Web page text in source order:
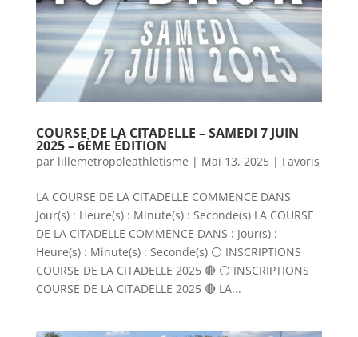
COURSE DE LA CITADELLE – SAMEDI 7 JUIN
2025 – 6ÈME ÉDITION
par lillemetropoleathletisme | Mai 13, 2025| Favoris
LA COURSE DE LA CITADELLE COMMENCE DANS
Jour(s) : Heure(s) : Minute(s) : Seconde(s) LA COURSE
DE LA CITADELLE COMMENCE DANS : Jour(s) :
Heure(s) : Minute(s) : Seconde(s) ⚪️ INSCRIPTIONS
COURSE DE LA CITADELLE 2025 🔴 ⚪️ INSCRIPTIONS
COURSE DE LA CITADELLE 2025 🔴 LA...